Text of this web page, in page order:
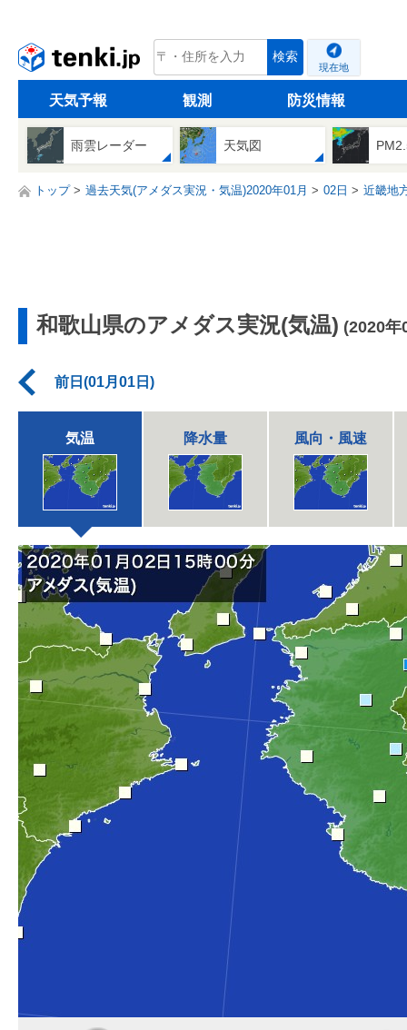
tenki.jp 検索
現在地
天気予報 観測 防災情報
雨雲レーダー 天気図
トップ 過去天気(アメダス実況・気温)2020年01月 02日 近畿地
和歌山県のアメダス実況(気温) (2020年
前日(01月01日)
気温 降水量 風向・風速